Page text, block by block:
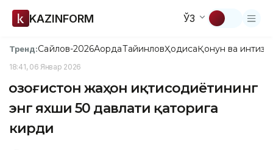
KAZINFORM ЎЗ
Тренд:Сайлов-2026АқордаТайинловҲодисаҚонун ва
18:41, 06 Январ 2026
Қозоғистон жаҳон иқтисодиётининг
энг яхши 50 давлати қаторига
кирди